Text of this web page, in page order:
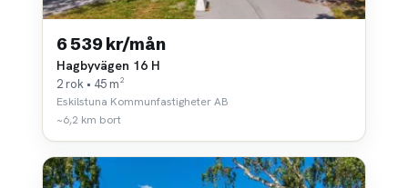
6 539 kr/mån
Hagbyvägen 16 H
2 rok • 45 m²
Eskilstuna Kommunfastigheter AB
~6,2 km bort